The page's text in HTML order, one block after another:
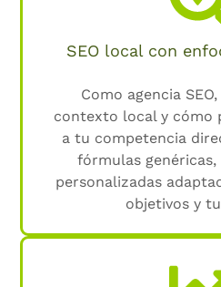
SEO local con
Como agencia
contexto local y cómo
a tu competencia
fórmulas
personalizadas
objetivos y